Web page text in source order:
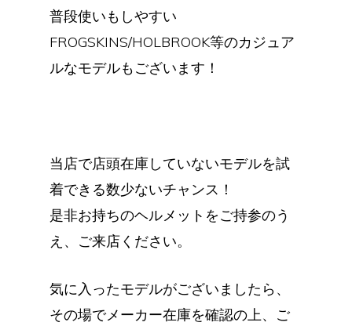
普段使いもしやすい
FROGSKINS/HOLBROOK等のカジュア
ルなモデルもございます！
当店で店頭在庫していないモデルを試
着できる数少ないチャンス！
是非お持ちのヘルメットをご持参のう
え、ご来店ください。
気に入ったモデルがございましたら、
その場でメーカー在庫を確認の上、ご